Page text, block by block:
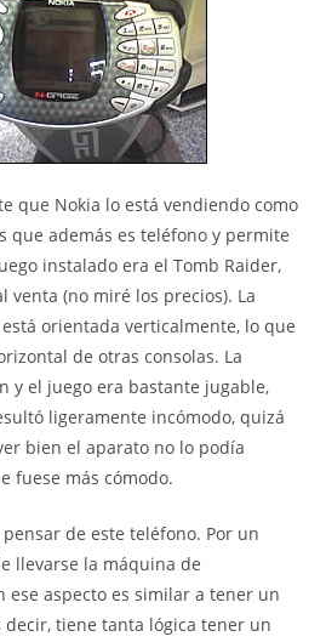
que Nokia lo está vendiendo como
que además es teléfono y permite
instalado era el Tomb Raider,
venta (no miré los precios). La
orientada verticalmente, lo que
de otras consolas. La
y el juego era bastante jugable,
ligeramente incómodo, quizá
bien el aparato no lo podía
fuese más cómodo.
de este teléfono. Por un
llevarse la máquina de
ese aspecto es similar a tener un
decir, tiene tanta lógica tener un